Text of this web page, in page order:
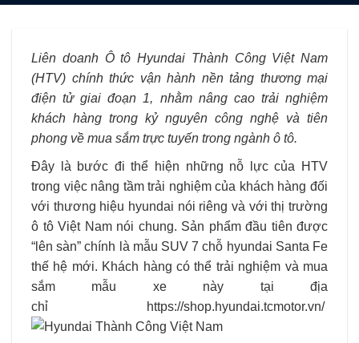
Liên doanh Ôtô Hyundai Thành Công Việt Nam
(HTV) chính thức vậnhành nền tảng thương mại
điện tử giai đoạn 1, nhằm nâng cao trải nghiệm
khách hàng trong kỷ nguyên công nghệ và tiên
phong về mua sắm trực tuyến trong ngành ô tô.
Đây là bước đi thể hiện những nỗ lực của HTV
trong việc nâng tầm trải nghiệm của khách hàng đối
với thương hiệu hyundai nói riêng và với thị trường
ô tô Việt Nam nói chung. Sản phẩm đầu tiên được
“lên sàn” chính là mẫu SUV 7 chỗ hyundai Santa Fe
thế hệ mới. Khách hàng có thể trải nghiệm và mua
sắm mẫu xe này tại địa
chỉ https://shop.hyundai.tcmotor.vn/